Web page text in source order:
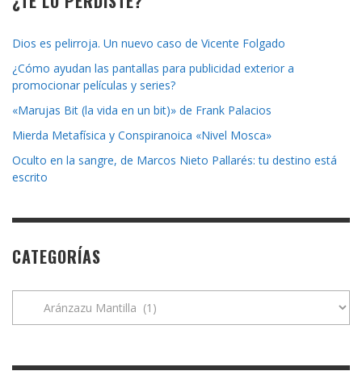
Dios es pelirroja. Un nuevo caso de Vicente Folgado
¿Cómo ayudan las pantallas para publicidad exterior a
promocionar películas y series?
«Marujas Bit (la vida en un bit)» de Frank Palacios
Mierda Metafísica y Conspiranoica «Nivel Mosca»
Oculto en la sangre, de Marcos Nieto Pallarés: tu destino está
escrito
CATEGORÍAS